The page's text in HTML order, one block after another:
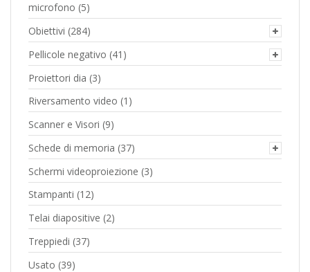
microfono (5)
Obiettivi (284)
Pellicole negativo (41)
Proiettori dia (3)
Riversamento video (1)
Scanner e Visori (9)
Schede di memoria (37)
Schermi videoproiezione (3)
Stampanti (12)
Telai diapositive (2)
Treppiedi (37)
Usato (39)